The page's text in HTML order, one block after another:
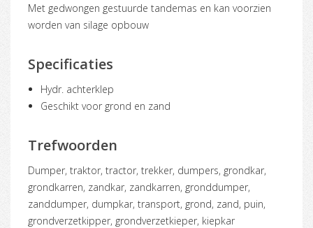
Met gedwongen gestuurde tandemas en kan voorzien
worden van silage opbouw
Specificaties
Hydr. achterklep
Geschikt voor grond en zand
Trefwoorden
dumper, traktor, tractor, trekker, dumpers, grondkar,
grondkarren, zandkar, zandkarren, gronddumper,
zanddumper, dumpkar, transport, grond, zand, puin,
grondverzetkipper, grondverzetkieper, kiepkar